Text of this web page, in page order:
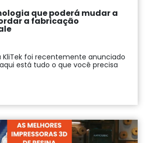
que poderá mudar a
a fabricação
KliTek foi recentemente anunciado
está tudo o que você precisa